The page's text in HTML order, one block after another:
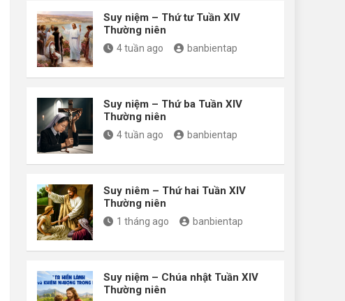
Suy niệm – Thứ tư Tuần XIV
Thường niên
4 tuần ago banbientap
Suy niệm – Thứ ba Tuần XIV
Thường niên
4 tuần ago banbientap
Suy niêm – Thứ hai Tuần XIV
Thường niên
1 tháng ago banbientap
Suy niệm – Chúa nhật Tuần XIV
Thường niên